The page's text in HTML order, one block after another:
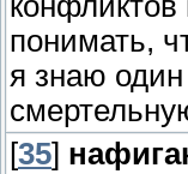
понимать,
я знаю
[35]